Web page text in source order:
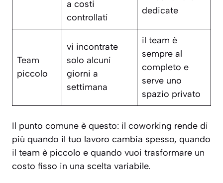
a costi
controllati
dedicate
Team
piccolo
vi incontrate
solo alcuni
giorni a
settimana
il team è
sempre al
completo e
serve uno
spazio privato
Il punto comune è questo: il coworking rende di
più quando il tuo lavoro cambia spesso, quando
il team è piccolo e quando vuoi trasformare un
costo fisso in una scelta variabile.